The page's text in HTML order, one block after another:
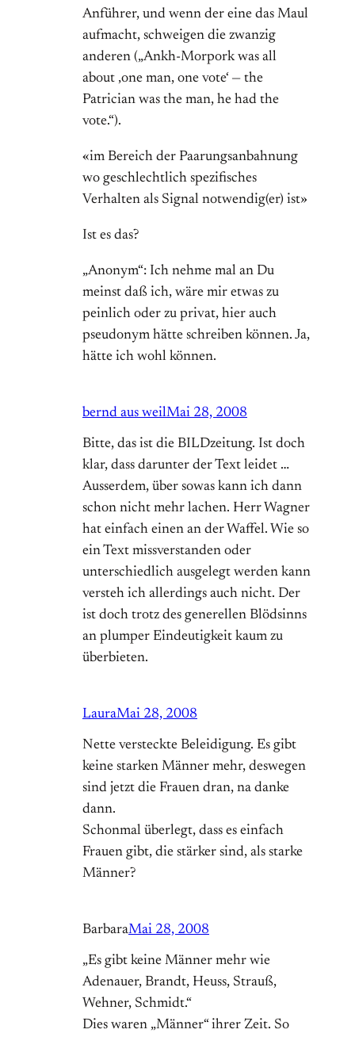
Anführer, und wenn der eine das Maul
aufmacht, schweigen die zwanzig
anderen („Ankh-Morpork was all
about ‚one man, one vote‘ — the
Patrician was the man, he had the
vote.“).
«im Bereich der Paarungsanbahnung
wo geschlechtlich spezifisches
Verhalten als Signal notwendig(er) ist»
Ist es das?
„Anonym“: Ich nehme mal an Du
meinst daß ich, wäre mir etwas zu
peinlich oder zu privat, hier auch
pseudonym hätte schreiben können. Ja,
hätte ich wohl können.
bernd aus weilMai 28, 2008
Bitte, das ist die BILDzeitung. Ist doch
klar, dass darunter der Text leidet …
Ausserdem, über sowas kann ich dann
schon nicht mehr lachen. Herr Wagner
hat einfach einen an der Waffel. Wie so
ein Text missverstanden oder
unterschiedlich ausgelegt werden kann
versteh ich allerdings auch nicht. Der
ist doch trotz des generellen Blödsinns
an plumper Eindeutigkeit kaum zu
überbieten.
LauraMai 28, 2008
Nette versteckte Beleidigung. Es gibt
keine starken Männer mehr, deswegen
sind jetzt die Frauen dran, na danke
dann.
Schonmal überlegt, dass es einfach
Frauen gibt, die stärker sind, als starke
Männer?
BarbaraMai 28, 2008
„Es gibt keine Männer mehr wie
Adenauer, Brandt, Heuss, Strauß,
Wehner, Schmidt.“
Dies waren „Männer“ ihrer Zeit. So